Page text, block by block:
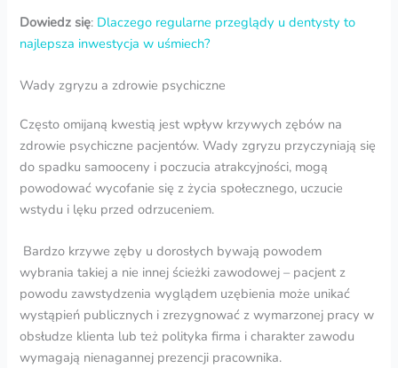
Dowiedz się: Dlaczego regularne przeglądy u dentysty to
najlepsza inwestycja w uśmiech?
Wady zgryzu a zdrowie psychiczne
Często omijaną kwestią jest wpływ krzywych zębów na
zdrowie psychiczne pacjentów. Wady zgryzu przyczyniają się
do spadku samooceny i poczucia atrakcyjności, mogą
powodować wycofanie się z życia społecznego, uczucie
wstydu i lęku przed odrzuceniem.
Bardzo krzywe zęby u dorosłych bywają powodem
wybrania takiej a nie innej ścieżki zawodowej – pacjent z
powodu zawstydzenia wyglądem uzębienia może unikać
wystąpień publicznych i zrezygnować z wymarzonej pracy w
obsłudze klienta lub też polityka firma i charakter zawodu
wymagają nienagannej prezencji pracownika.